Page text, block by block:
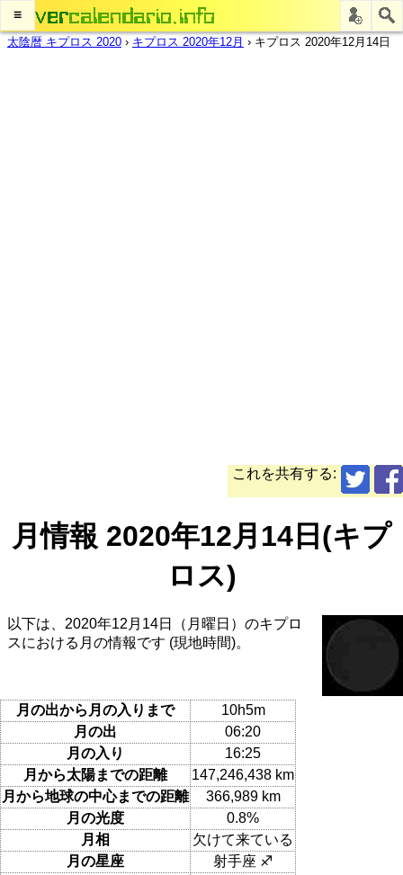
≡
太陰暦 キプロス 2020 › キプロス 2020年12月 › キプロス 2020年12月14日
これを共有する:
月情報 2020年12月14日(キプ
ロス)
以下は、2020年12月14日（月曜日）のキプロ
スにおける月の情報です (現地時間)。
月の出から月の入りまで
10h5m
月の出
06:20
月の入り
16:25
月から太陽までの距離
147,246,438 km
月から地球の中心までの距離
366,989 km
月の光度
0.8%
月相
欠けて来ている
月の星座
射手座 ♐